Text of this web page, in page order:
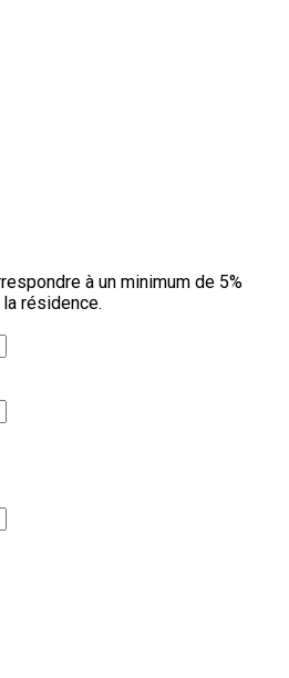
à un minimum de 5%
résidence.